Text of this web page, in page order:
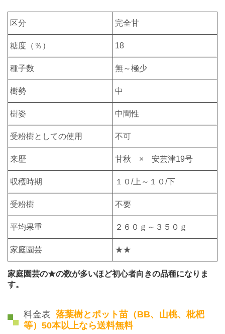
区分 完全甘
糖度（％） 18
種子数 無～極少
樹勢 中
樹姿 中間性
受粉樹としての使用 不可
来歴 甘秋 × 安芸津19号
収穫時期 １０/上～１０/下
受粉樹 不要
平均果重 ２６０ｇ～３５０ｇ
家庭園芸 ★★
家庭園芸の★の数が多いほど初心者向きの品種になりま
す。
料金表 落葉樹とポット苗（BB、山桃、枇杷
等）50本以上なら送料無料